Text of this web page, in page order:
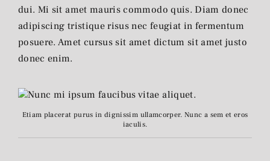
dui. Mi sit amet mauris commodo quis. Diam donec
adipiscing tristique risus nec feugiat in fermentum
posuere. Amet cursus sit amet dictum sit amet justo
donec enim.
Etiam placerat purus in dignissim ullamcorper. Nunc a sem et eros
iaculis.